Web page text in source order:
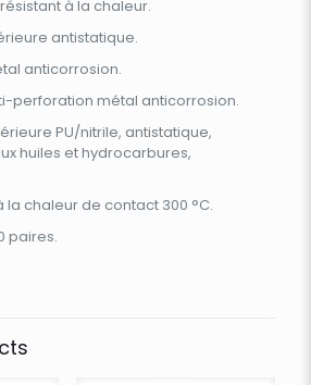
à la chaleur.
antistatique.
anticorrosion.
perforation métal anticorrosion.
PU/nitrile, antistatique,
huiles et hydrocarbures,
la chaleur de contact 300 °C.
paires.